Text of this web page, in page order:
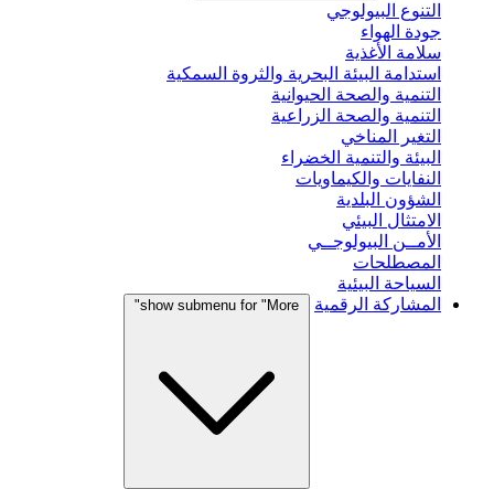
التنوع البيولوجي
جودة الهواء
سلامة الأغذية
استدامة البيئة البحرية والثروة السمكية
التنمية والصحة الحيوانية
التنمية والصحة الزراعية
التغير المناخي
البيئة والتنمية الخضراء
النفايات والكيماويات
الشؤون البلدية
الامتثال البيئي
الأمــن البيولوجــي
المصطلحات
السياحة البيئية
المشاركة الرقمية
show submenu for "More"